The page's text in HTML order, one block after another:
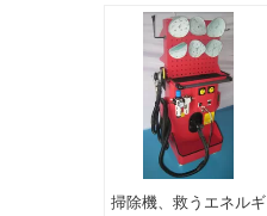
掃除機、救うエネルギ